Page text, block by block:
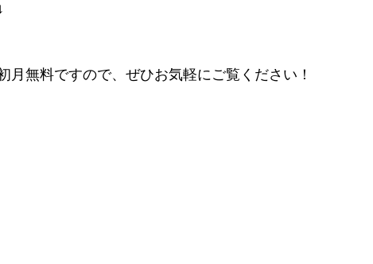
月無料ですので、ぜひお気軽にご覧ください！